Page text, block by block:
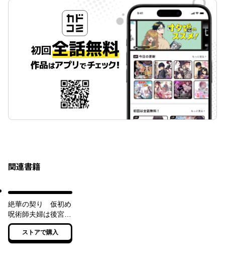
関連書籍
絶華の契り 仮初め
呪術師夫婦は後宮を
駆ける【電子特典付
ストアで購入